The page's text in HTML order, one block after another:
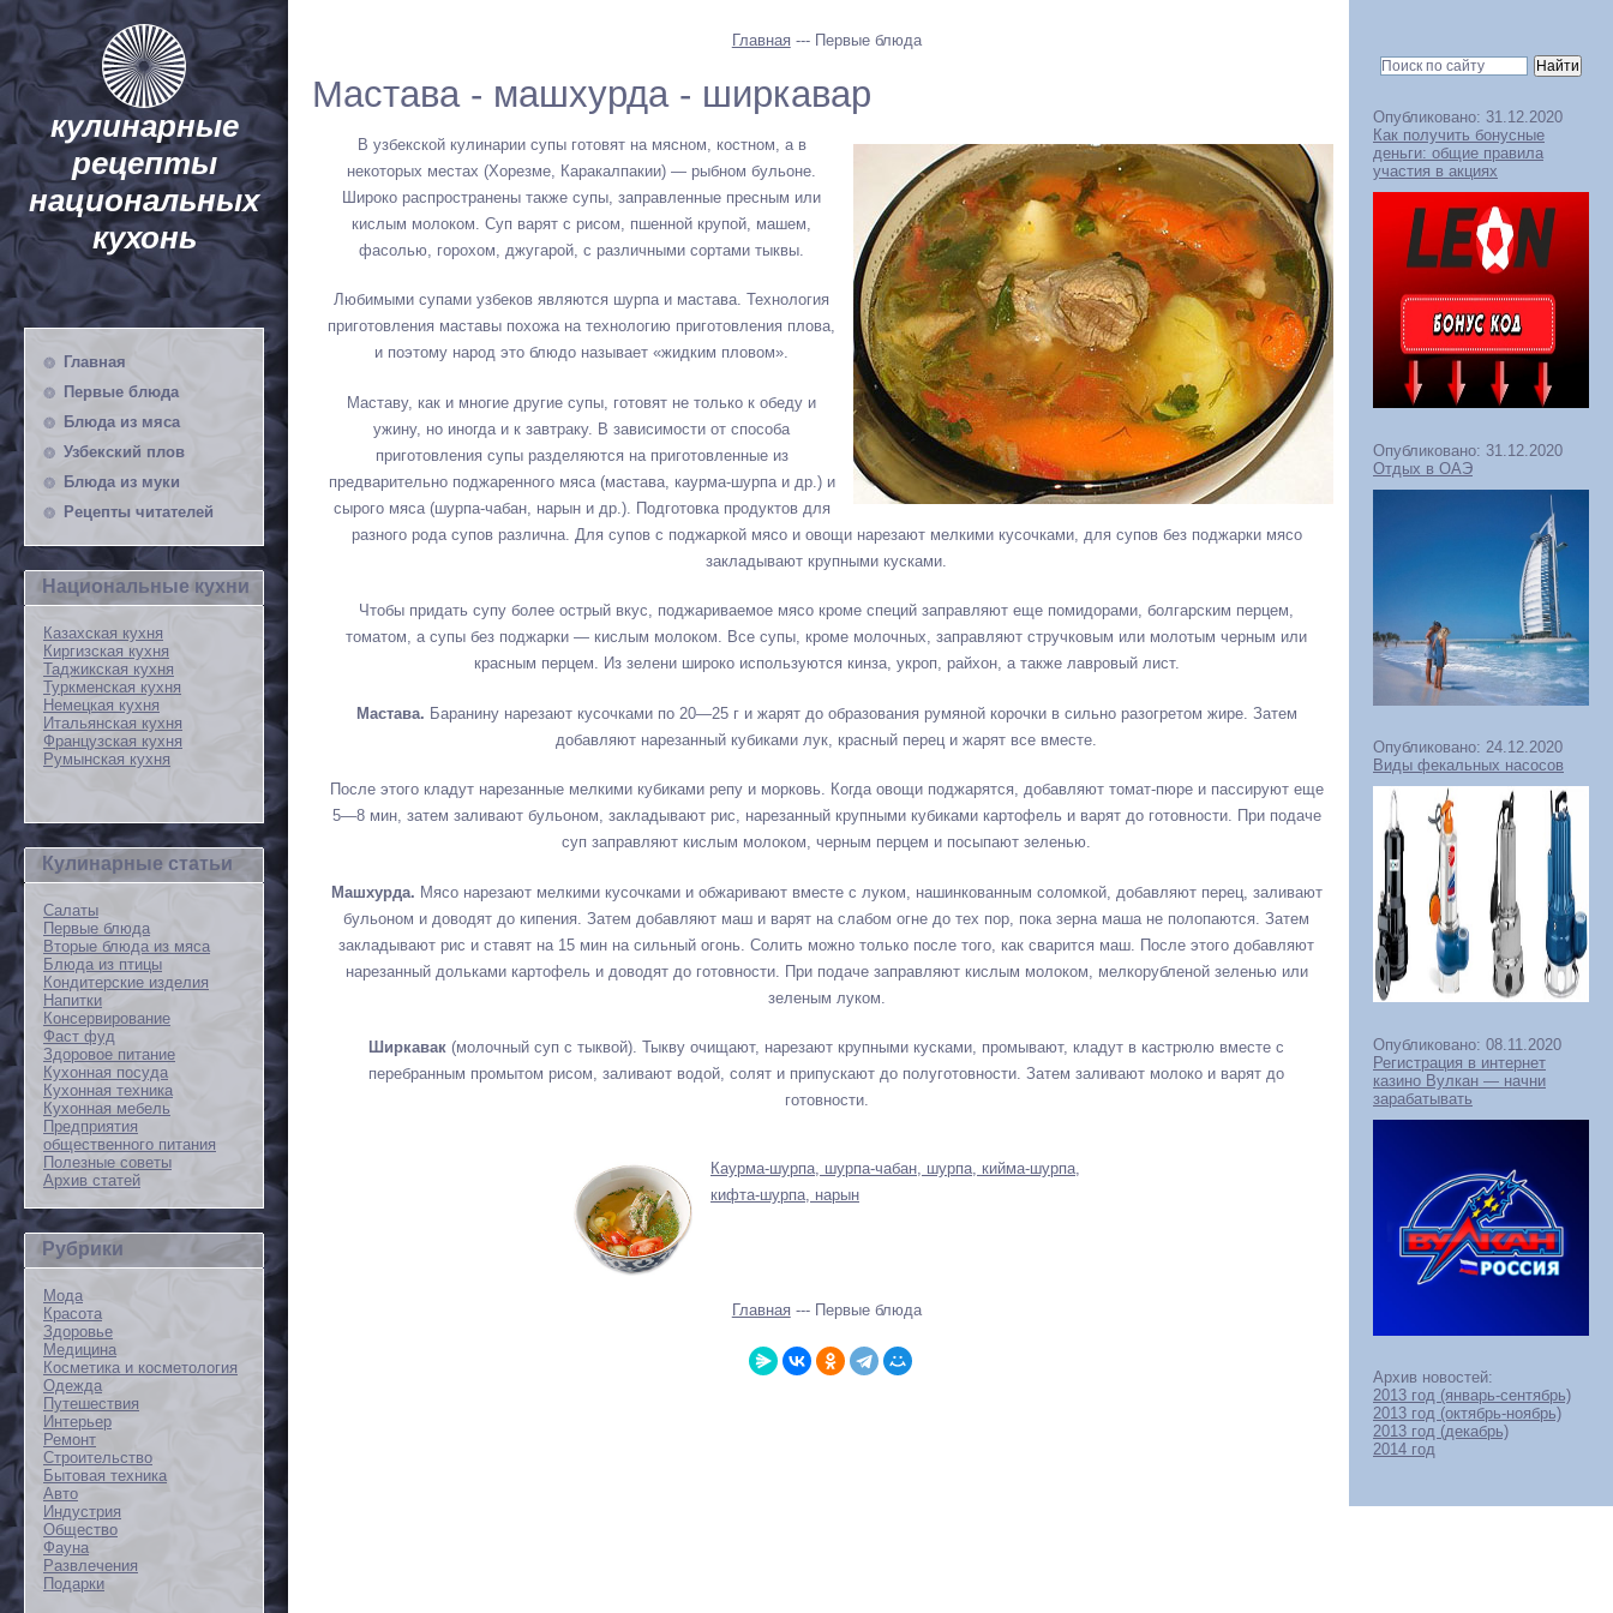
кулинарные
рецепты
национальных
кухонь
Главная
Первые блюда
Блюда из мяса
Узбекский плов
Блюда из муки
Рецепты читателей
Национальные кухни
Казахская кухня
Киргизская кухня
Таджикская кухня
Туркменская кухня
Немецкая кухня
Итальянская кухня
Французская кухня
Румынская кухня
Кулинарные статьи
Салаты
Первые блюда
Вторые блюда из мяса
Блюда из птицы
Кондитерские изделия
Напитки
Консервирование
Фаст фуд
Здоровое питание
Кухонная посуда
Кухонная техника
Кухонная мебель
Предприятия
общественного питания
Полезные советы
Архив статей
Рубрики
Мода
Красота
Здоровье
Медицина
Косметика и косметология
Одежда
Путешествия
Интерьер
Ремонт
Строительство
Бытовая техника
Авто
Индустрия
Общество
Фауна
Развлечения
Подарки
Опубликовано: 31.12.2020
Как получить бонусные
деньги: общие правила
участия в акциях
Опубликовано: 31.12.2020
Отдых в ОАЭ
Опубликовано: 24.12.2020
Виды фекальных насосов
Опубликовано: 08.11.2020
Регистрация в интернет
казино Вулкан — начни
зарабатывать
Архив новостей:
2013 год (январь-сентябрь)
2013 год (октябрь-ноябрь)
2013 год (декабрь)
2014 год
Главная --- Первые блюда
Мастава - машхурда - ширкавар
В узбекской кулинарии супы готовят на мясном, костном, а в
некоторых местах (Хорезме, Каракалпакии) — рыбном бульоне.
Широко распространены также супы, заправленные пресным или
кислым молоком. Суп варят с рисом, пшенной крупой, машем,
фасолью, горохом, джугарой, с различными сортами тыквы.
Любимыми супами узбеков являются шурпа и мастава. Технология
приготовления маставы похожа на технологию приготовления плова,
и поэтому народ это блюдо называет «жидким пловом».
Маставу, как и многие другие супы, готовят не только к обеду и
ужину, но иногда и к завтраку. В зависимости от способа
приготовления супы разделяются на приготовленные из
предварительно поджаренного мяса (мастава, каурма-шурпа и др.) и
сырого мяса (шурпа-чабан, нарын и др.). Подготовка продуктов для
разного рода супов различна. Для супов с поджаркой мясо и овощи нарезают мелкими кусочками, для супов без поджарки мясо
закладывают крупными кусками.
Чтобы придать супу более острый вкус, поджариваемое мясо кроме специй заправляют еще помидорами, болгарским перцем,
томатом, а супы без поджарки — кислым молоком. Все супы, кроме молочных, заправляют стручковым или молотым черным или
красным перцем. Из зелени широко используются кинза, укроп, райхон, а также лавровый лист.
Мастава. Баранину нарезают кусочками по 20—25 г и жарят до образования румяной корочки в сильно разогретом жире. Затем
добавляют нарезанный кубиками лук, красный перец и жарят все вместе.
После этого кладут нарезанные мелкими кубиками репу и морковь. Когда овощи поджарятся, добавляют томат-пюре и пассируют еще
5—8 мин, затем заливают бульоном, закладывают рис, нарезанный крупными кубиками картофель и варят до готовности. При подаче
суп заправляют кислым молоком, черным перцем и посыпают зеленью.
Машхурда. Мясо нарезают мелкими кусочками и обжаривают вместе с луком, нашинкованным соломкой, добавляют перец, заливают
бульоном и доводят до кипения. Затем добавляют маш и варят на слабом огне до тех пор, пока зерна маша не полопаются. Затем
закладывают рис и ставят на 15 мин на сильный огонь. Солить можно только после того, как сварится маш. После этого добавляют
нарезанный дольками картофель и доводят до готовности. При подаче заправляют кислым молоком, мелкорубленой зеленью или
зеленым луком.
Ширкавак (молочный суп с тыквой). Тыкву очищают, нарезают крупными кусками, промывают, кладут в кастрюлю вместе с
перебранным промытом рисом, заливают водой, солят и припускают до полуготовности. Затем заливают молоко и варят до
готовности.
Каурма-шурпа, шурпа-чабан, шурпа, кийма-шурпа,
кифта-шурпа, нарын
Главная --- Первые блюда